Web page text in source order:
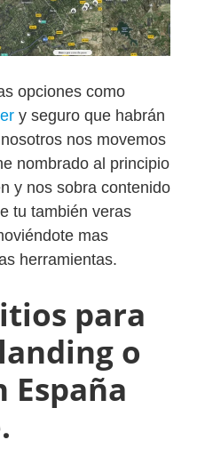
opciones como
y seguro que habrán
nos movemos
nombrado al principio
y nos sobra contenido
tu también veras
mas
herramientas.
para
o
España